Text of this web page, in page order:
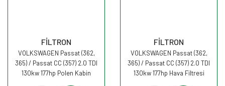
FİLTRON
VOLKSWAGEN Passat (362,
365) / Passat CC (357) 2.0 TDI
130kw 177hp Polen Kabin
FİLTRON
VOLKSWAGEN Passat (362,
365) / Passat CC (357) 2.0 TDI
130kw 177hp Hava Filtresi